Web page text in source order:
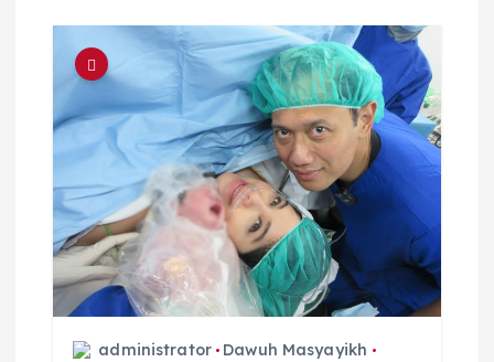
administrator
Dawuh Masyayikh